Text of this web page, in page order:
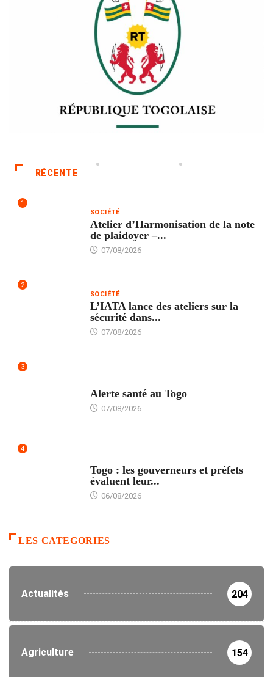
RÉCENTE
1
SOCIÉTÉ
Atelier d’Harmonisation de la note
de plaidoyer –...
07/08/2026
2
SOCIÉTÉ
L’IATA lance des ateliers sur la
sécurité dans...
07/08/2026
3
Alerte santé au Togo
07/08/2026
4
Togo : les gouverneurs et préfets
évaluent leur...
06/08/2026
LES CATEGORIES
Actualités 204
Agriculture 154